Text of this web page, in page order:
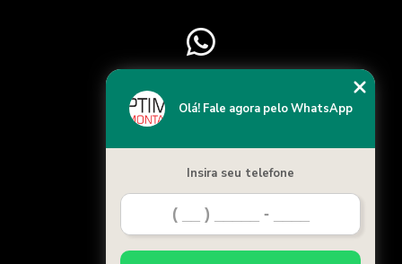
Chame no WhatsApp
Home
Categorias
Olá! Fale agora pelo WhatsApp
Insira seu telefone